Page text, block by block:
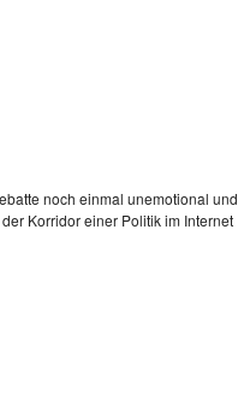
noch einmal unemotional und
Korridor einer Politik im Internet